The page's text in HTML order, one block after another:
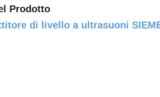
Prodotto
di livello a ultrasuoni